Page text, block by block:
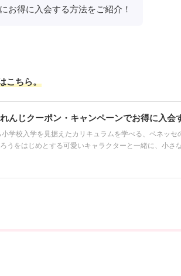
お得に入会する方法をご紹介！
こちら。
んじクーポン・キャンペーンでお得に入会
学校入学を見据えたカリキュラムを学べる、ベネッセ
うをはじめとする可愛いキャラクターと一緒に、小さ